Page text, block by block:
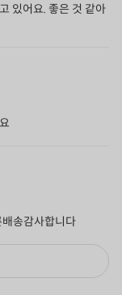
있어요. 좋은 것 같아
송감사합니다